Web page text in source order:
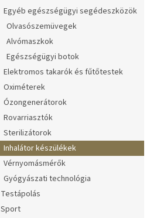
Egyéb egészségügyi segédeszközök
Olvasószemüvegek
Alvómaszkok
Egészségügyi botok
Elektromos takarók és fűtőtestek
Oximéterek
Ózongenerátorok
Rovarriasztók
Sterilizátorok
Inhalátor készülékek
Vérnyomásmérők
Gyógyászati technológia
Testápolás
Sport